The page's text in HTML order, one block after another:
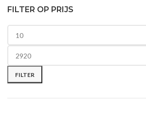
FILTER OP PRIJS
Min. prijs
Max. prijs
FILTER